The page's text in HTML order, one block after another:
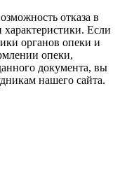
отказа в
характеристики. Если
органов опеки и
опеки,
документа, вы
нашего сайта.